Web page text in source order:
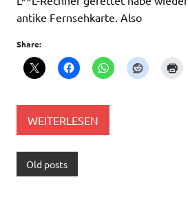
antike Fernsehkarte. Also
Share:
WEITERLESEN
Old posts